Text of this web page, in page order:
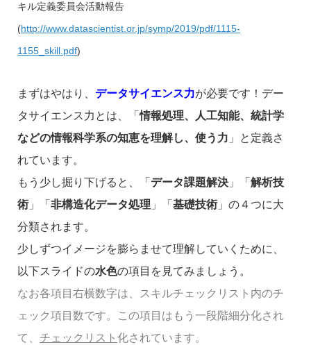
キル定義委員会活動報告
(http://www.datascientist.or.jp/symp/2019/pdf/1115-
1155_skill.pdf)
まずはやはり、 データサイエンス力が必要です！デー
タサイエンス力とは、「情報処理、人工知能、統計学
などの情報科学系の知恵を理解し、使う力 」と定義さ
れています。
もう少し掘り下げると、「 データ課題解決 」「 解析技
術 」「 非構造化データ処理 」「 基礎技術 」の４つに大
分類されます。
少しずつイメージを膨らませて理解していくために、
以下スライドの水色の項目を見てみましょう。
なお各項目右横数字は、スキルチェックリスト内のチ
ェック項目数です。この項目はもう一段階細分化され
て、 チェックリスト 化されています。